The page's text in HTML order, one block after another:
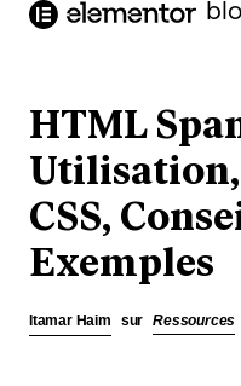
principal
HTML
CSS,
Exemples
Itamar Haim sur Ressources